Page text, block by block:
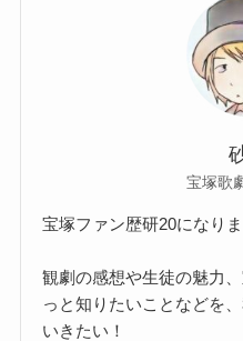
宝塚歌
宝塚ファン歴研20になりま
観劇の感想や生徒の魅力
っと知りたいことなどを
いきたい！